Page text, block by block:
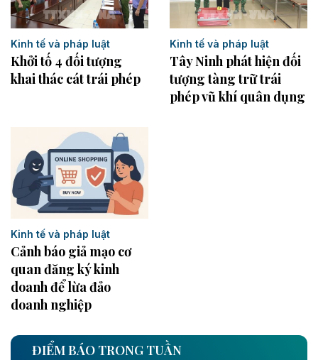
Kinh tế và pháp luật
Khởi tố 4 đối tượng
khai thác cát trái phép
Kinh tế và pháp luật
Tây Ninh phát hiện đối
tượng tàng trữ trái
phép vũ khí quân dụng
Kinh tế và pháp luật
Cảnh báo giả mạo cơ
quan đăng ký kinh
doanh để lừa đảo
doanh nghiệp
ĐIỂM BÁO TRONG TUẦN